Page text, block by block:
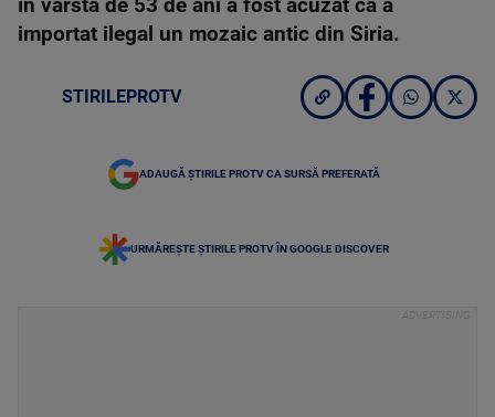
în vârstă de 53 de ani a fost acuzat că a
importat ilegal un mozaic antic din Siria.
STIRILEPROTV
ADAUGĂ ȘTIRILE PROTV CA SURSĂ PREFERATĂ
URMĂREȘTE ȘTIRILE PROTV ÎN GOOGLE DISCOVER